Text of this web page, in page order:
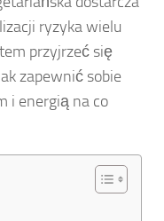
ryzyka wielu
przyjrzeć się
zapewnić sobie
i energią na co